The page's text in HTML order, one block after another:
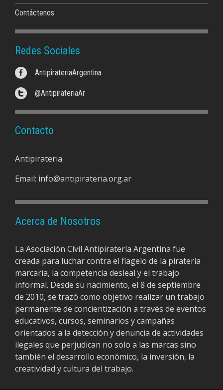
Contáctenos
Redes Sociales
AntipirateriaArgentina
@AntipirateriaAr
Contacto
Antipirateria
Email: info@antipirateria.org.ar
Acerca de Nosotros
La Asociación Civil Antipiratería Argentina fue
creada para luchar contra el flagelo de la piratería
marcaria, la competencia desleal y el trabajo
informal. Desde su nacimiento, el 8 de septiembre
de 2010, se trazó como objetivo realizar un trabajo
permanente de concientización a través de eventos
educativos, cursos, seminarios y campañas
orientados a la detección y denuncia de actividades
ilegales que perjudican no solo a las marcas sino
también el desarrollo económico, la inversión, la
creatividad y cultura del trabajo.